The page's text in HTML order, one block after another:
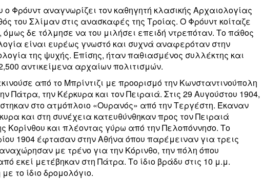
Φρόυντ αναγνωρίζει τον καθηγητή κλασικής Αρχαιολογίας
του Σλίμαν στις ανασκαφές της Τροίας. O Φρόυντ κοίταζε
δε τόλμησε να του μιλήσει επειδή ντρεπόταν. Το πάθος
είναι ευρέως γνωστό και συχνά αναφερόταν στην
της ψυχής. Επίσης, ήταν παθιασμένος συλλέκτης και
αντικείμενα αρχαίων πολιτισμών.
από το Μπρίντιζι με προορισμό την Κωνσταντινούπολη
Πάτρα, την Κέρκυρα και τον Πειραιά. Στις 29 Αυγούστου 1904,
στο ατμόπλοιο «Ουρανός» από την Τεργέστη. Έκαναν
και στη συνέχεια κατευθύνθηκαν προς τον Πειραιά
Κορίνθου και πλέοντας γύρω από την Πελοπόννησο. Το
1904 έφτασαν στην Αθήνα όπου παρέμειναν για τρεις
με τρένο για την Κόρινθο, την πόλη όπου
εκεί μετέβηκαν στη Πάτρα. Το ίδιο βράδυ στις 10 μ.μ.
το ίδιο δρομολόγιο.